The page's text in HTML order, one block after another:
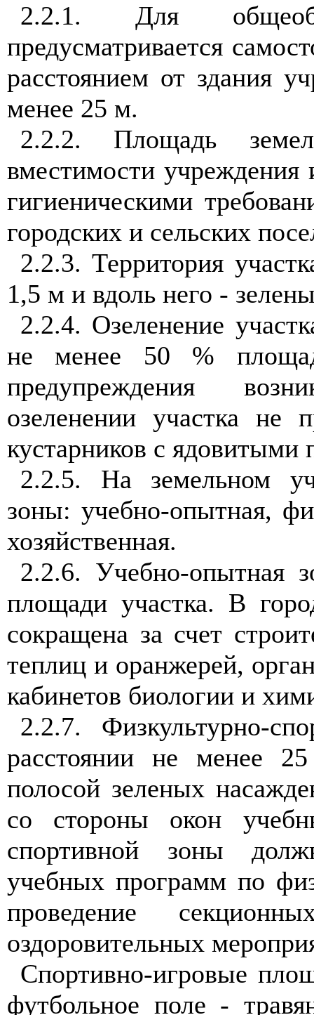
2.2.1. Для
предусматривается
расстоянием от здания
менее 25 м.
2.2.2. Площадь
вместимости учреждения
гигиеническими
городских и сельских
2.2.3. Территория
1,5 м и вдоль него -
2.2.4. Озеленение
не менее 50 %
предупреждения
озеленении участка не
кустарников с ядовитыми
2.2.5. На земельном
зоны: учебно-опытная,
хозяйственная.
2.2.6. Учебно-опытная
площади участка. В
сокращена за счет
теплиц и оранжерей,
кабинетов биологии и
2.2.7. Физкультурно-
расстоянии не менее
полосой зеленых
со стороны окон
спортивной зоны
учебных программ по
проведение
оздоровительных
Спортивно-игровые
футбольное поле -